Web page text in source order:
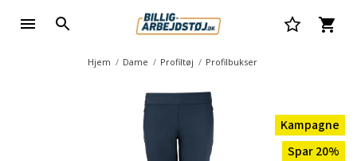
Hjem Dame Profiltøj Profilbukser
Kampagne
Spar 20%